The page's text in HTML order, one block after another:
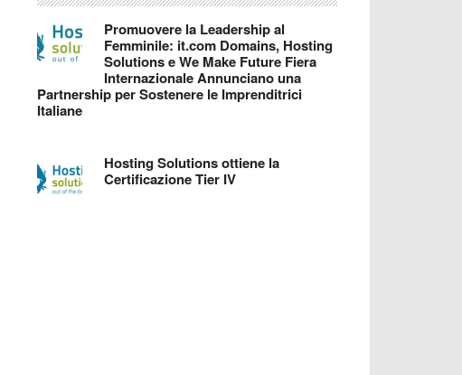
Promuovere la Leadership al
Femminile: it.com Domains, Hosting
Solutions e We Make Future Fiera
Internazionale Annunciano una
Partnership per Sostenere le Imprenditrici
Italiane
Hosting Solutions ottiene la
Certificazione Tier IV